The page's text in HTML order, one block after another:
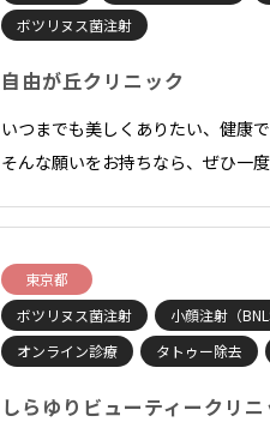
ボツリヌス菌注射
自由が丘クリニック
いつまでも美しくありたい、健康
そんな願いをお持ちなら、ぜひ一
東京都
ボツリヌス菌注射
小顔注射（
オンライン診療
タトゥー除去
しらゆりビューティークリニ